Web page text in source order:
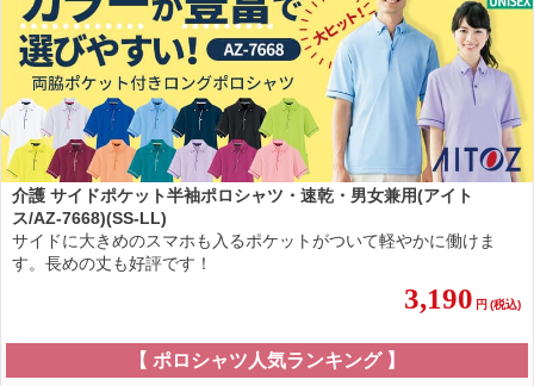
介護 サイドポケット半袖ポロシャツ・速乾・男女兼用(アイト
ス/AZ-7668)(SS-LL)
サイドに大きめのスマホも入るポケットがついて軽やかに働けま
す。長めの丈も好評です！
3,190 円 (税込)
【 ポロシャツ人気ランキング 】